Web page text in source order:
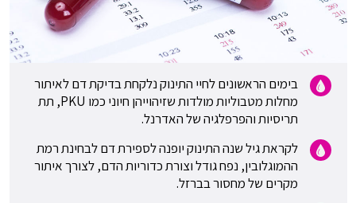
בימים הראשונים לחיי התינוק נלקחת בדיקת דם לאיתור
מחלות מטבוליות מולדות שזיהוייהן חיוני כמו PKU, תת
תריסיות והפרפלגיה של האדרנל.
לקראת גיל שנה התינוק יופנה לספירת דם לבחינת רמת
ההמוגלובין, נפח גודל וצורת כדוריות הדם, לצורך איתור
מקרים של מחסור בברזל.